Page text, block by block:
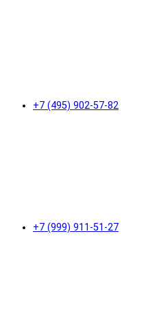
+7 (495) 902-57-82
+7 (999) 911-51-27